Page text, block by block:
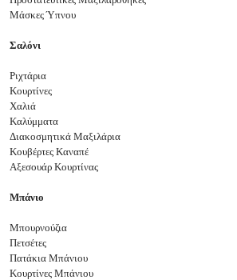
Μάσκες Ύπνου
Σαλόνι
Ριχτάρια
Κουρτίνες
Χαλιά
Καλύμματα
Διακοσμητικά Μαξιλάρια
Κουβέρτες Καναπέ
Αξεσουάρ Κουρτίνας
Μπάνιο
Μπουρνούζια
Πετσέτες
Πατάκια Μπάνιου
Κουρτίνες Μπάνιου